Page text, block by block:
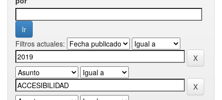
Filtros actuales: